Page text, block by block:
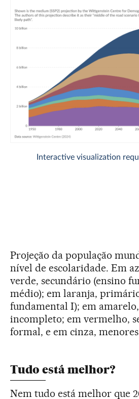
Projeção da população
nível de escolaridade. Em
verde, secundário (ensino
médio); em laranja,
fundamental I); em
incompleto; em vermelho,
formal, e em cinza, menores
Tudo está melhor?
Nem tudo está melhor que